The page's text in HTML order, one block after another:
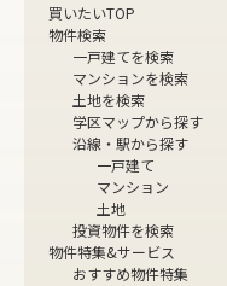
買いたいTOP
物件検索
一戸建てを検索
マンションを検索
土地を検索
学区マップから探す
沿線・駅から探す
一戸建て
マンション
土地
投資物件を検索
物件特集&サービス
おすすめ物件特集